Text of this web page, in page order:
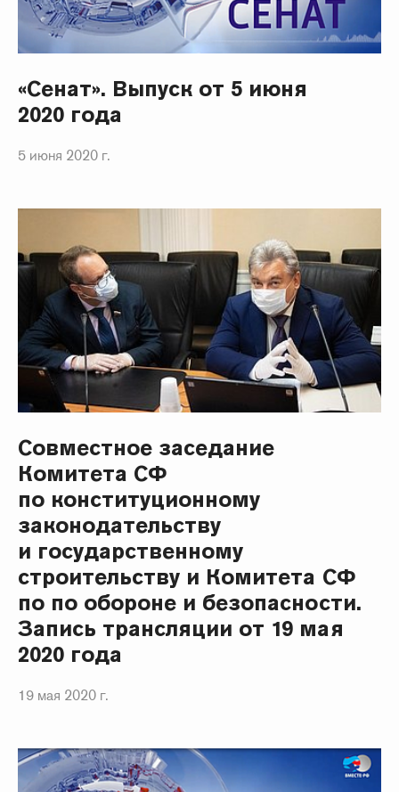
«Сенат». Выпуск от 5 июня
2020 года
5 июня 2020 г.
Совместное заседание
Комитета СФ
по конституционному
законодательству
и государственному
строительству и Комитета СФ
по по обороне и безопасности.
Запись трансляции от 19 мая
2020 года
19 мая 2020 г.